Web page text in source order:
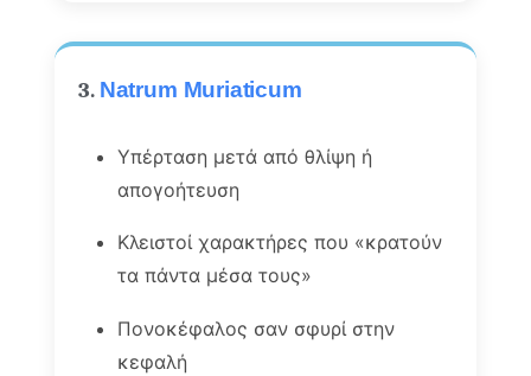
3. Natrum Muriaticum
Υπέρταση μετά από θλίψη ή
απογοήτευση
Κλειστοί χαρακτήρες που «κρατούν
τα πάντα μέσα τους»
Πονοκέφαλος σαν σφυρί στην
κεφαλή